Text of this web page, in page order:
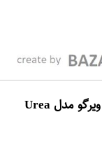
شامپو درمانی مرطوب کننده مو و پوست سر ویرگو مدل Urea